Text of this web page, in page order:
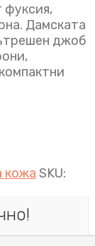
фуксия,
Дамската
джоб
кожа SKU: